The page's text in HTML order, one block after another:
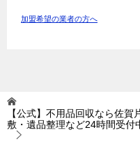
加盟希望の業者の方へ
【公式】不用品回収なら佐
敷・遺品整理など24時間受付